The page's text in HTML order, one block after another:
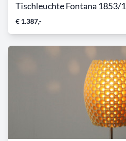
Tischleuchte Fontana 1853/1
€ 1.387,-